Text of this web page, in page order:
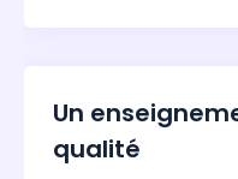
Un
qualité